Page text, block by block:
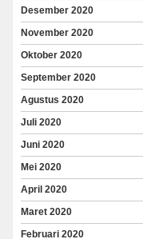
Desember 2020
November 2020
Oktober 2020
September 2020
Agustus 2020
Juli 2020
Juni 2020
Mei 2020
April 2020
Maret 2020
Februari 2020